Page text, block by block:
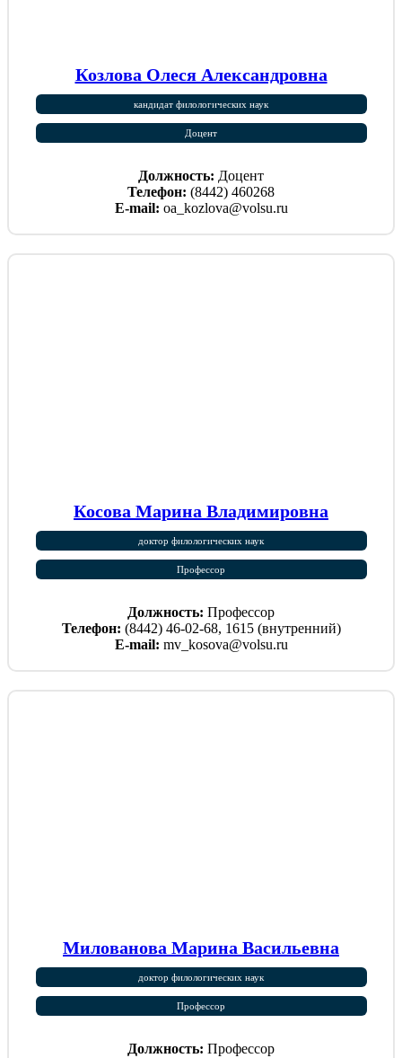
Козлова Олеся Александровна
кандидат филологических наук
Доцент
Должность: Доцент
Телефон: (8442) 460268
E-mail: oa_kozlova@volsu.ru
Косова Марина Владимировна
доктор филологических наук
Профессор
Должность: Профессор
Телефон: (8442) 46-02-68, 1615 (внутренний)
E-mail: mv_kosova@volsu.ru
Милованова Марина Васильевна
доктор филологических наук
Профессор
Должность: Профессор